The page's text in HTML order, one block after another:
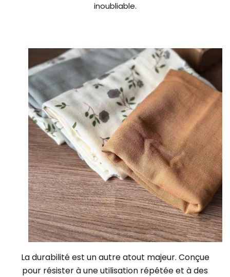
inoubliable.
La durabilité est un autre atout majeur. Conçue
pour résister à une utilisation répétée et à des